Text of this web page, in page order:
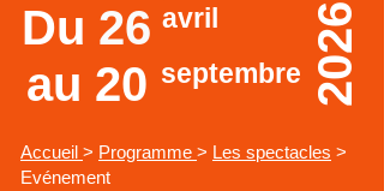
Du 26
au 20
avril
septembre 2026
Accueil > Programme > Les spectacles >
Evénement